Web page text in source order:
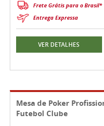
Frete Grátis para o Brasil*
Entrega Expressa
VER DETALHES
Mesa de Poker
Futebol Clube